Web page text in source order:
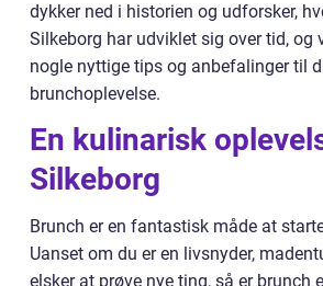
dykker ned i historien og udforsker,
Silkeborg har udviklet sig over tid, og
nogle nyttige tips og anbefalinger til
brunchoplevelse.
En kulinarisk
Silkeborg
Brunch er en fantastisk måde at
Uanset om du er en livsnyder,
elsker at prøve nye ting, så er brunch